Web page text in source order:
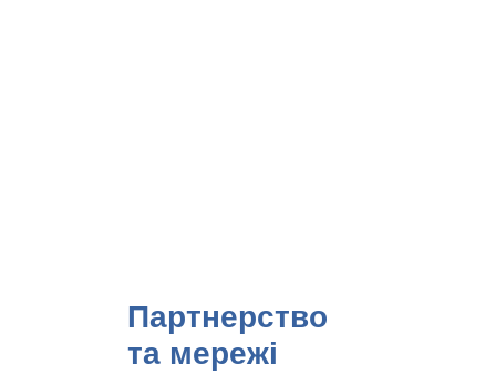
Партнерство
та мережі